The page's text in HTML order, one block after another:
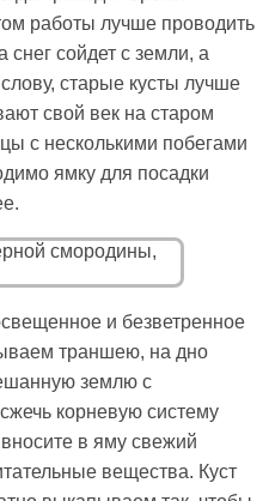
работы лучше проводить
снег сойдет с земли, а
старые кусты лучше
свой век на старом
с несколькими побегами
ямку для посадки
и безветренное
траншею, на дно
землю с
корневую систему
в яму свежий
вещества. Куст